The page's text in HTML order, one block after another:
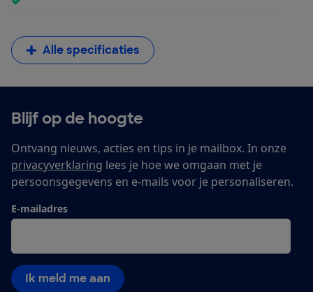
Alle specificaties
Blijf op de hoogte
Ontvang nieuws, acties en tips in je mailbox. In onze
privacyverklaring lees je hoe we omgaan met je
persoonsgegevens en e-mails voor je personaliseren.
E-mailadres
Ik meld me aan